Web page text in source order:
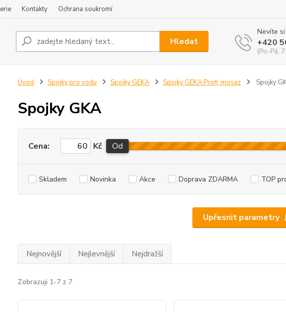
Kontakty Ochrana soukromí
Hledat
Nevíte
+420
(Po-Pá,
Úvod Spojky pro vodu Spojky GEKA Spojky GEKA Profi, mosaz Spojky
Spojky GKA
Upřesnit parametry
Cena: Kč Od
Skladem Novinka Akce Doprava ZDARMA TOP
Nejnovější Nejlevnější Nejdražší
Zobrazuji 1-7 z 7